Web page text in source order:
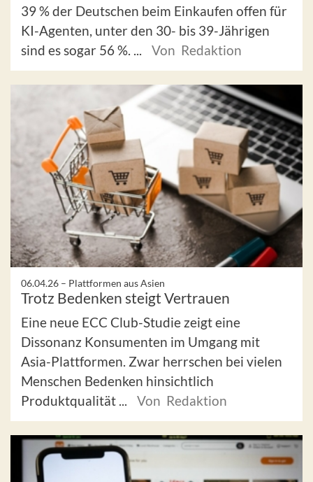
39 % der Deutschen beim Einkaufen offen für
KI-Agenten, unter den 30- bis 39-Jährigen
sind es sogar 56 %. ...
Von Redaktion
06.04.26 – Plattformen aus Asien
Trotz Bedenken steigt Vertrauen
Eine neue ECC Club-Studie zeigt eine
Dissonanz Konsumenten im Umgang mit
Asia-Plattformen. Zwar herrschen bei vielen
Menschen Bedenken hinsichtlich
Produktqualität ...
Von Redaktion